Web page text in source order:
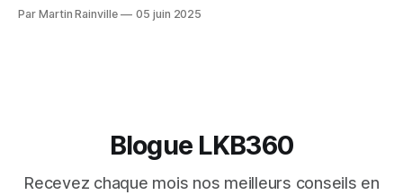
PME du Québec. »
Par Martin Rainville 05 juin 2025
Blogue LKB360
Recevez chaque mois nos meilleurs conseils en